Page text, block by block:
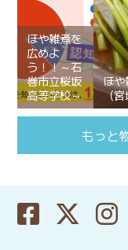
ほや雑煮を
広めよ
う！！～石
巻市立桜坂
高等学校～
ほや
（宮
もっと